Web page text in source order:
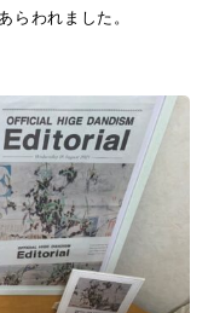
らわれました。